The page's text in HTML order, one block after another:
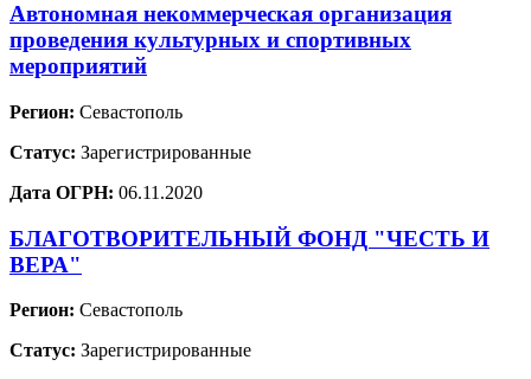
Автономная некоммерческая организация
проведения культурных и спортивных
мероприятий
Регион: Севастополь
Статус: Зарегистрированные
Дата ОГРН: 06.11.2020
БЛАГОТВОРИТЕЛЬНЫЙ ФОНД "ЧЕСТЬ И
ВЕРА"
Регион: Севастополь
Статус: Зарегистрированные